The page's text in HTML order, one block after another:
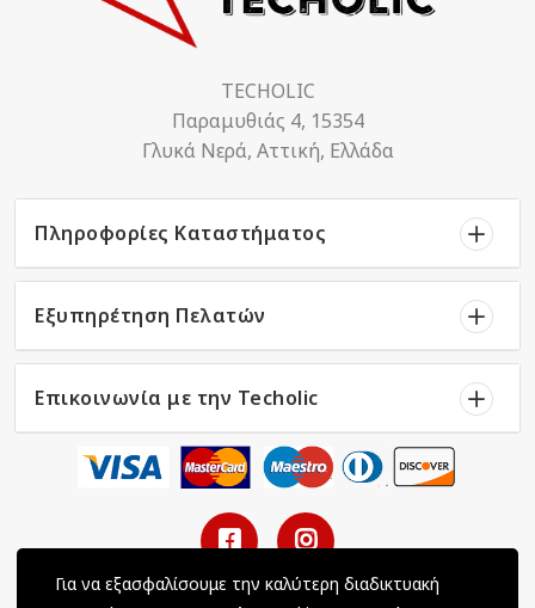
TECHOLIC
Παραμυθιάς 4, 15354
Γλυκά Νερά, Αττική, Ελλάδα
Πληροφορίες Καταστήματος
Εξυπηρέτηση Πελατών
Επικοινωνία με την Techolic
Για να εξασφαλίσουμε την καλύτερη διαδικτυακή